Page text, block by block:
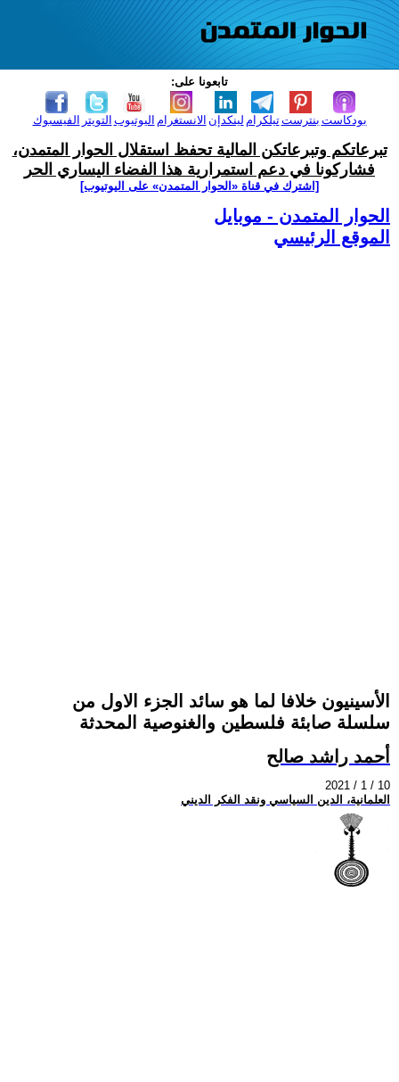
تابعونا على:
الفيسبوك التويتر اليوتيوب الانستغرام لينكدإن تيلكرامبنترست بودكاست
تبرعاتكم وتبرعاتكن المالية تحفظ استقلال الحوار المتمدن،
فشاركونا في دعم استمرارية هذا الفضاء اليساري الحر
[اشترك في قناة ‫«الحوار المتمدن» على اليوتيوب]
الحوار المتمدن - موبايل
الموقع الرئيسي
الأسينيون خلافا لما هو سائد الجزء الاول من
سلسلة صابئة فلسطين والغنوصية المحدثة
أحمد راشد صالح
2021 / 1 / 10
العلمانية، الدين السياسي ونقد الفكر الديني